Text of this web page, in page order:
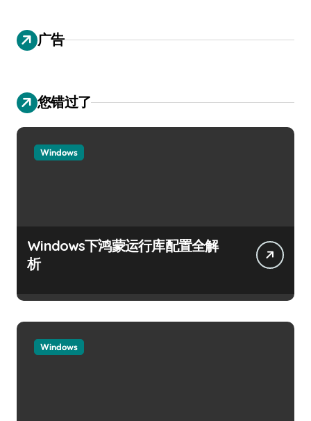
广告
您错过了
Windows
Windows下鸿蒙运行库配置全解
析
Windows